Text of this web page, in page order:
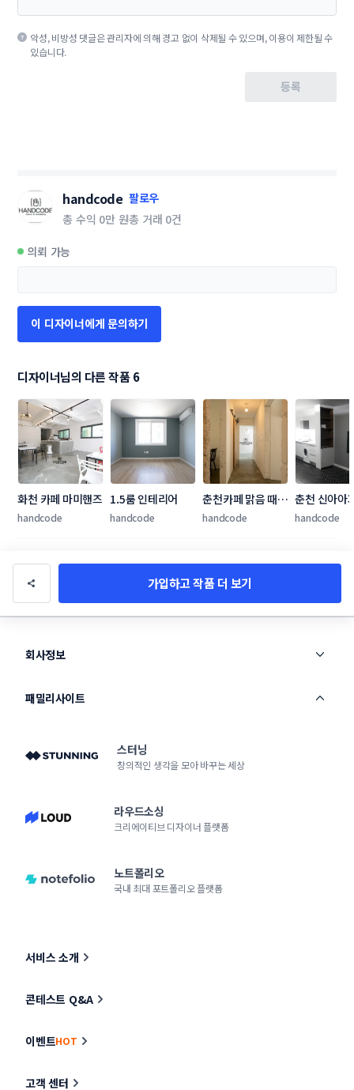
악성, 비방성 댓글은 관리자에 의해 경고 없이 삭제될 수 있으며, 이용이 제한될 수
있습니다.
등록
handcode 팔로우
총 수익 0만 원총 거래 0건
의뢰 가능
이 디자이너에게 문의하기
디자이너님의 다른 작품 6
화천 카페 마미핸즈
handcode
1.5룸 인테리어
handcode
춘천카페 맑음 때때
로 비
handcode
춘천 신아아
handcode
가입하고 작품 더 보기
회사정보
패밀리사이트
스터닝
창의적인 생각을 모아 바꾸는 세상
라우드소싱
크리에이티브 디자이너 플랫폼
노트폴리오
국내 최대 포트폴리오 플랫폼
서비스 소개
콘테스트 Q&A
이벤트HOT
고객 센터